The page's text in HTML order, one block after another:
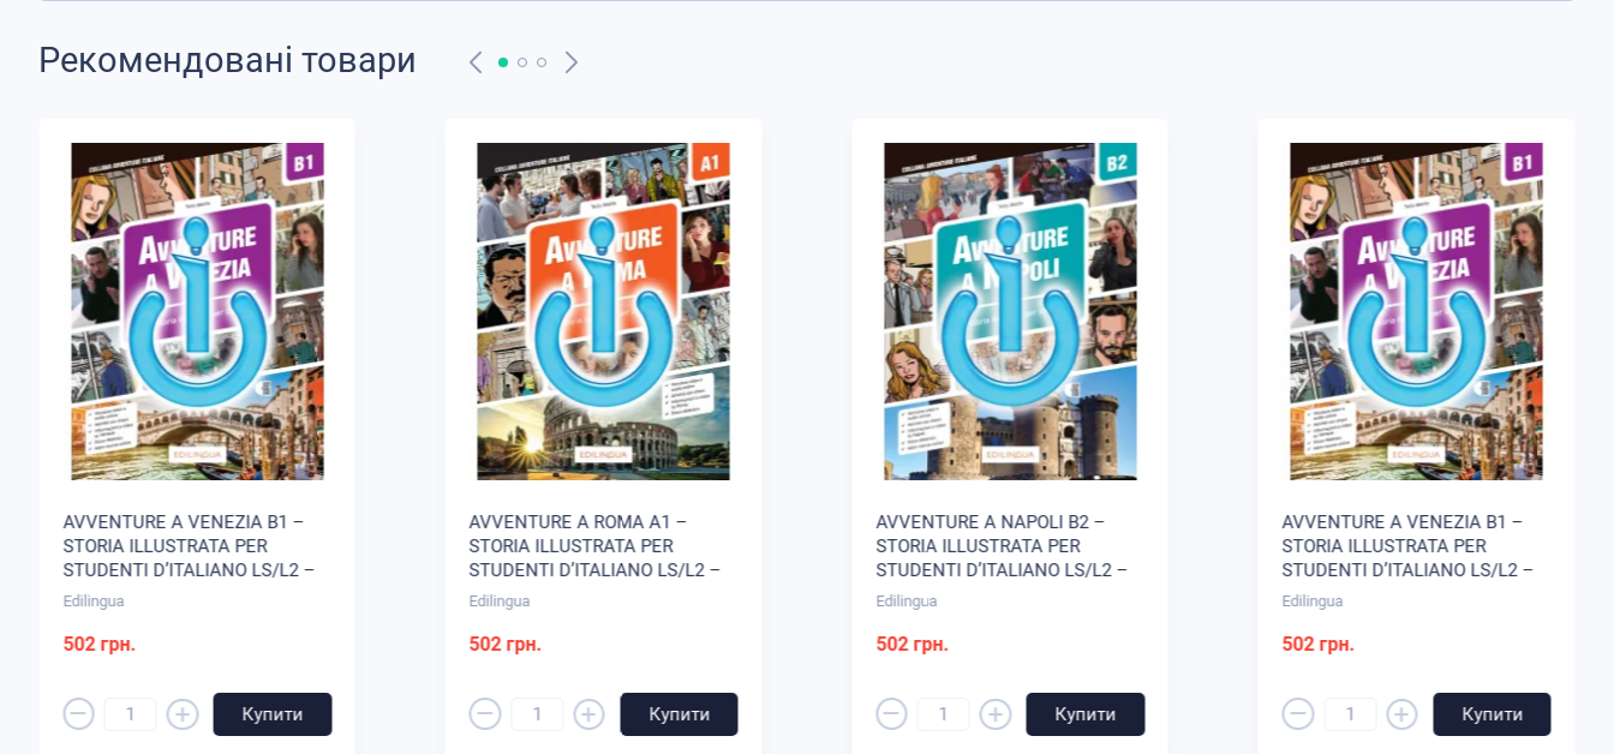
радіодрама: усі аудіодоріжки;
аудіодоріжки для активності в розділі «Вправи»;
25 відео: усі відеоепізоди та анімовані комікси + відео «Італійська мова»;
сторінка «Італійська мова»: інформація про Рим з відео;
1 навчальна гра;
активності з ключами;
трейлер пригод в інших містах;
культурний додаток;
глосарій різними мовами: ви можете переглянути глосарії вулиці Віа дель Корсо A2.
Рекомендовані товари
AVVENTURE A VENEZIA B1 –
STORIA ILLUSTRATA PER
STUDENTI D’ITALIANO LS/L2 –
LIBRO DI CLASSE I-D-E-E
Edilingua
502 грн.
– + Купити
AVVENTURE A ROMA Α1 –
STORIA ILLUSTRATA PER
STUDENTI D’ITALIANO LS/L2 –
LIBRO DI CLASSE I-D-E-E
Edilingua
502 грн.
– + Купити
AVVENTURE A NAPOLI B2 –
STORIA ILLUSTRATA PER
STUDENTI D’ITALIANO LS/L2 –
LIBRO DI CLASSE I-D-E-E
Edilingua
502 грн.
– + Купити
AVVENTURE A VENEZIA B1 –
STORIA ILLUSTRATA PER
STUDENTI D’ITALIANO LS/L2 –
LIBRO DI CLASSE I-D-E-E
Edilingua
502 грн.
– + Купити